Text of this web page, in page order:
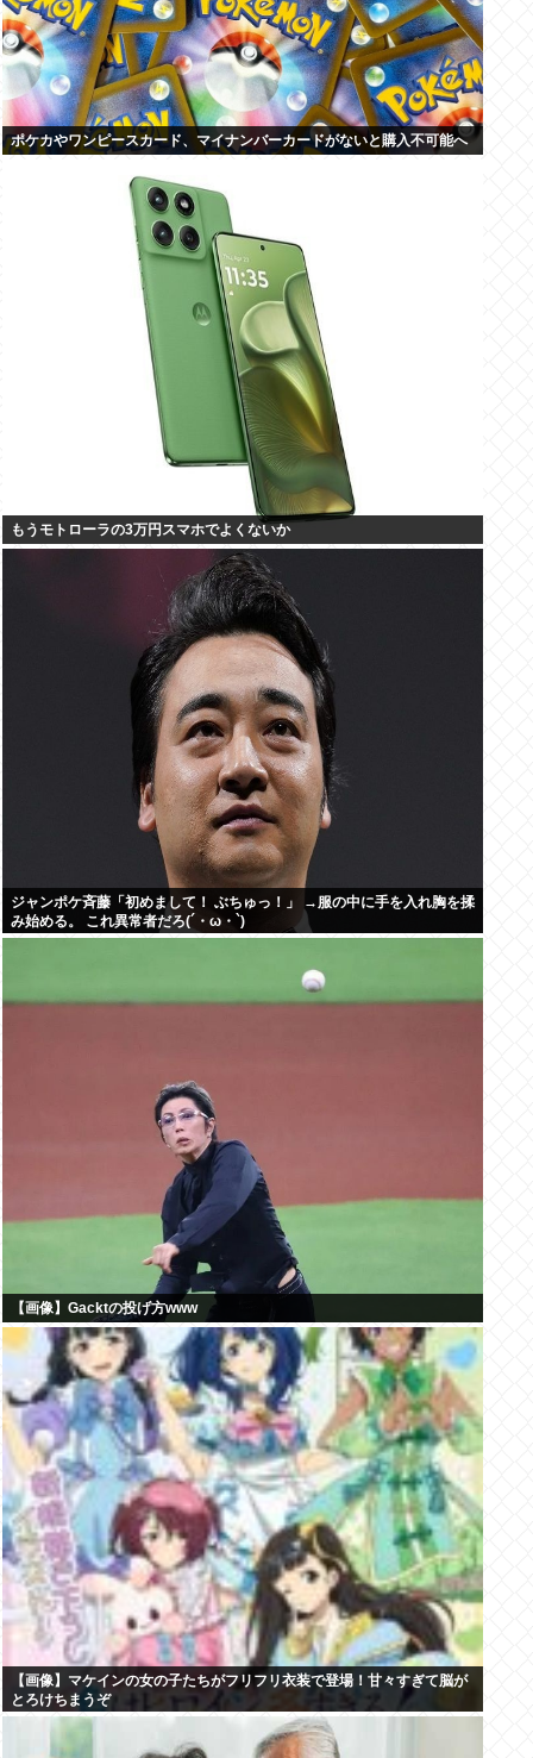
ポケカやワンピースカード、マイナンバーカードがないと購入不可能へ
もうモトローラの3万円スマホでよくないか
ジャンポケ斉藤「初めまして！ ぶちゅっ！」 →服の中に手を入れ胸を揉
み始める。 これ異常者だろ(´・ω・`)
【画像】Gacktの投げ方www
【画像】マケインの女の子たちがフリフリ衣装で登場！甘々すぎて脳が
とろけちまうぞ